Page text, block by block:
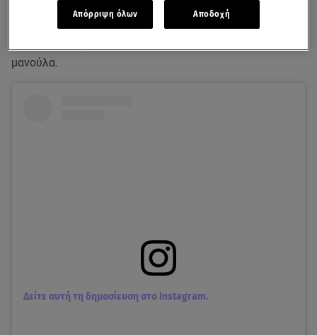
Εβελίνα Σκίτσκο,
που συμμετείχε στο GNTM και
κατάφερε, μάλιστα, να βρεθεί στην τελική τριάδα, εκτός
μανούλα.
Δείτε αυτή τη δημοσίευση στο Instagram.
Απόρριψη όλων Αποδοχή